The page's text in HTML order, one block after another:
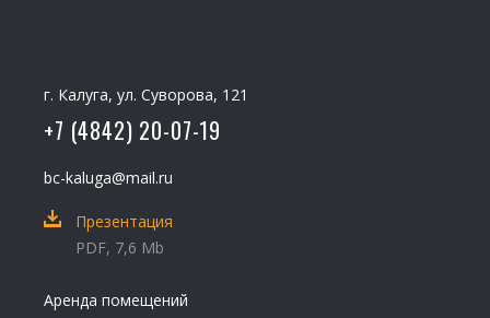
г. Калуга, ул. Суворова, 121
+7 (4842) 20-07-19
bc-kaluga@mail.ru
Презентация
PDF, 7,6 Mb
Аренда помещений